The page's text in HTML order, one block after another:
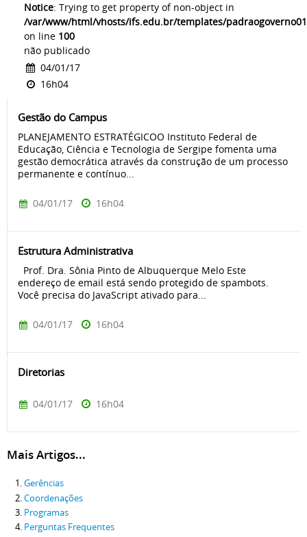
Notice: Trying to get property of non-object in
/var/www/html/vhosts/ifs.edu.br/templates/
on line 100
não publicado
04/01/17
16h04
Gestão do Campus
PLANEJAMENTO ESTRATÉGICOO Instituto Federal de
Educação, Ciência e Tecnologia de Sergipe fomenta uma
gestão democrática através da construção de um processo
permanente e contínuo...
04/01/17 16h04
Estrutura Administrativa
Prof. Dra. Sônia Pinto de Albuquerque Melo Este
endereço de email está sendo protegido de spambots.
Você precisa do JavaScript ativado para...
04/01/17 16h04
Diretorias
04/01/17 16h04
Mais Artigos...
Gerências
Coordenações
Programas
Perguntas Frequentes